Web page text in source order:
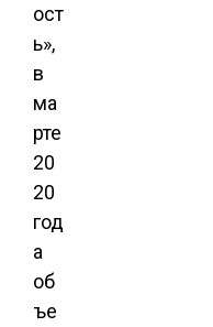
ост
ь»,
в
ма
рте
20
20
год
а
об
ъе